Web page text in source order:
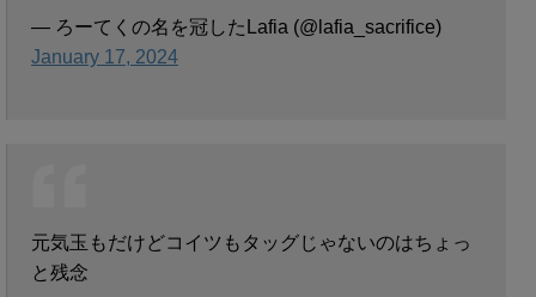
— ろーてくの名を冠したLafia (@lafia_sacrifice)
January 17, 2024
元気玉もだけどコイツもタッグじゃないのはちょっ
と残念